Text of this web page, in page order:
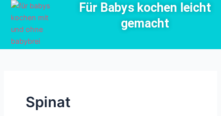
Zum
Inhalt
springen
Für Babys kochen leicht
gemacht
Spinat